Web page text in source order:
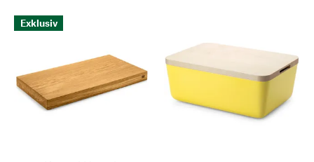
Exklusiv